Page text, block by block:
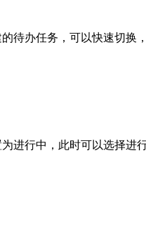
待办任务，可以快速切换
进行中，此时可以选择